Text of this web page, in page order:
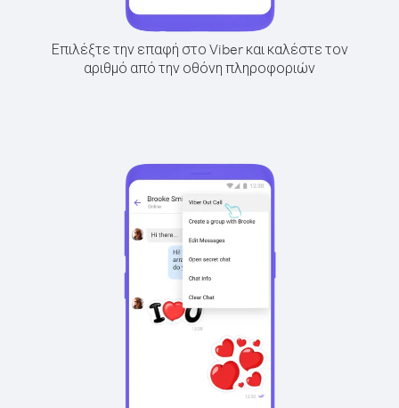
Επιλέξτε την επαφή στο Viber και καλέστε τον
αριθμό από την οθόνη πληροφοριών